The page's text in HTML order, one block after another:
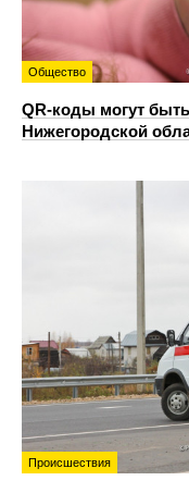
Общество
QR-коды могут
Нижегородской
Происшествия